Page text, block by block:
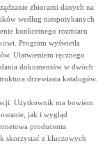
zbiorami danych na
według niespotykanych
konkretnego rozmiaru
Program wyświetla
Ułatwieniem ręcznego
dokumentów w dwóch
drzewiasta katalogów.
Użytkownik ma bowiem
jak i wygląd
producenta
skorzystać z kluczowych